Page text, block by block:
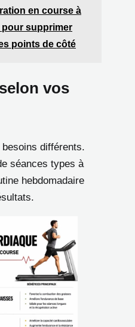
en course à
supprimer
points de côté
vos
différents.
séances types à
hebdomadaire